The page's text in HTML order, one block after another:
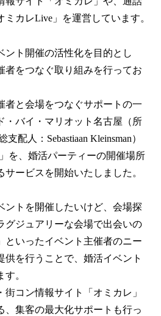
カレLive」を運営しています。
ント開催の活性化を目的とし
者をつなぐ取り組みを行ってお
者と会場をつなぐサポートの一
・バイ・マリオット名古屋（所
配人：Sebastiaan Kleinsman）
を、婚活パーティーの開催場所
ービスを開始いたしました。
ントを開催したいけど、会場探
グジュアリーな会場で出会いの
といったイベント主催者のニー
供を行うことで、婚活イベント
。
街コン情報サイト「オミカレ」
、集客の最大化サポートも行っ